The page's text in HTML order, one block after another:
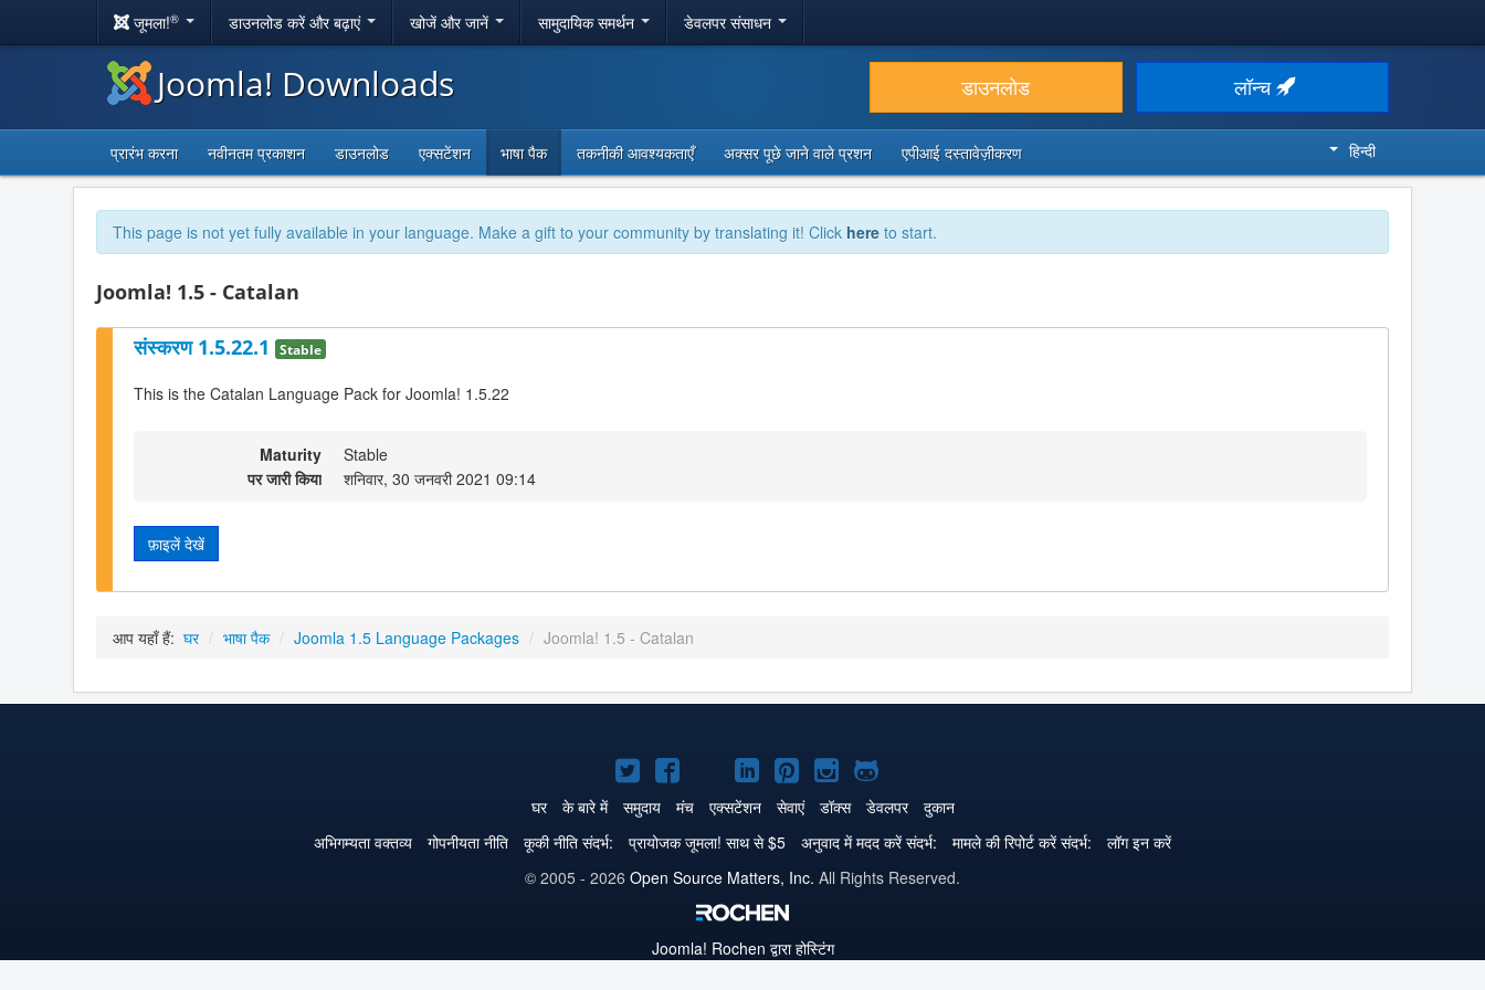
जूमला!® डाउनलोड करें और बढ़ाएं खोजें और जानें सामुदायिक समर्थन डेवलपर संसाधन
Joomla! Downloads डाउनलोड लॉन्च
प्रारंभ करना नवीनतम प्रकाशन डाउनलोड एक्सटेंशन भाषा पैक तकनीकी आवश्यकताएँ अक्सर पूछे जाने वाले प्रशन एपीआई दस्तावेज़ीकरण हिन्दी
This page is not yet fully available in your language. Make a gift to your community by translating it! Click here to start.
Joomla! 1.5 - Catalan
संस्करण 1.5.22.1 Stable
This is the Catalan Language Pack for Joomla! 1.5.22
Maturity
Stable
पर जारी किया
शनिवार, 30 जनवरी 2021 09:14
फ़ाइलें देखें
आप यहाँ हैं: घर / भाषा पैक / Joomla 1.5 Language Packages / Joomla! 1.5 - Catalan
Joomla!
Twitter
पे
Joomla!
Facebook
पे
Joomla!
GitHub
पे
Joomla!
LinkedIn
पे
Joomla!
Pinterest
पे
Joomla!
Instagram
पे
Joomla!
GitHub
पे
घर के बारे में समुदाय मंच एक्सटेंशन सेवाएं डॉक्स डेवलपर
दुकान
अभिगम्यता वक्तव्य
गोपनीयता नीति कूकी नीति संदर्भ: प्रायोजक जूमला! साथ से $5 अनुवाद में मदद करें संदर्भ: मामले की रिपोर्ट करें संदर्भ:
लॉग इन करें
© 2005 - 2026 Open Source Matters, Inc. All Rights Reserved.
Joomla! Rochen द्वारा होस्टिंग